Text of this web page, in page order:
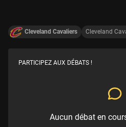
Cleveland Cavaliers Cleveland
PARTICIPEZ AUX DÉBATS !
Aucun débat en